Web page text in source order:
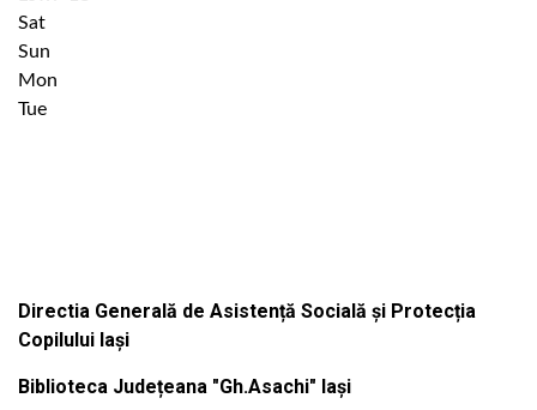
Sat
Sun
Mon
Tue
Directia Generală de Asistență Socială și Protecția
Copilului Iași
Biblioteca Județeana "Gh.Asachi" Iași